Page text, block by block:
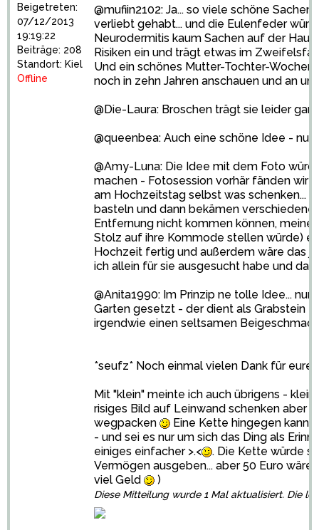
Beigetreten:
07/12/2013
19:19:22
Beiträge: 208
Standort: Kiel
Offline
@mufiin2102: Ja... so viele schöne
verliebt gehabt... und die Eulenfeder
Neurodermitis kaum Sachen auf der
Risiken ein und trägt etwas im
Und ein schönes Mutter-Tochter-
noch in zehn Jahren anschauen und an
@Die-Laura: Broschen trägt sie leider
@queenbea: Auch eine schöne Idee -
@Amy-Luna: Die Idee mit dem Foto
machen - Fotosession vorhär fänden wir
am Hochzeitstag selbst was schenken...
basteln und dann bekämen
Entfernung nicht kommen können,
Stolz auf ihre Kommode stellen würde)
Hochzeit fertig und außerdem wäre das
ich allein für sie ausgesucht habe und
@Anita1990: Im Prinzip ne tolle Idee...
Garten gesetzt - der dient als Grabstein
irgendwie einen seltsamen
*seufz* Noch einmal vielen Dank für
Mit "klein" meinte ich auch übrigens -
risiges Bild auf Leinwand schenken aber
wegpacken
Eine Kette hingegen kann
- und sei es nur um sich das Ding als
einiges einfacher >.<
. Die Kette würde
Vermögen ausgeben... aber 50 Euro
viel Geld
)
Diese Mitteilung wurde 1 Mal aktualisiert. Die